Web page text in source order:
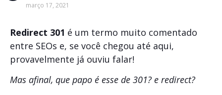
março 17, 2021
Redirect 301 é um termo muito comentado
entre SEOs e, se você chegou até aqui,
provavelmente já ouviu falar!
Mas afinal, que papo é esse de 301? e redirect?